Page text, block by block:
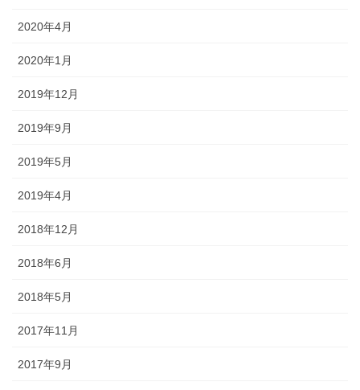
2020年4月
2020年1月
2019年12月
2019年9月
2019年5月
2019年4月
2018年12月
2018年6月
2018年5月
2017年11月
2017年9月